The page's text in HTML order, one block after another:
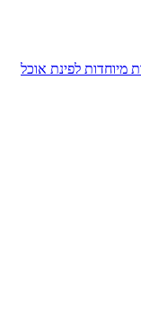
מיוחדות לפינת אוכל